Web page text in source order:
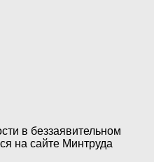
в беззаявительном
на сайте Минтруда